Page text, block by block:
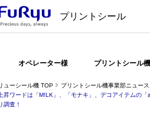
プリントシール
オペレーター様 プリントシール機
ューシール機 TOP
プリントシール機事業部ニュース
昇ワードは「M!LK」、「モナキ」、デコアイテムの
調査！